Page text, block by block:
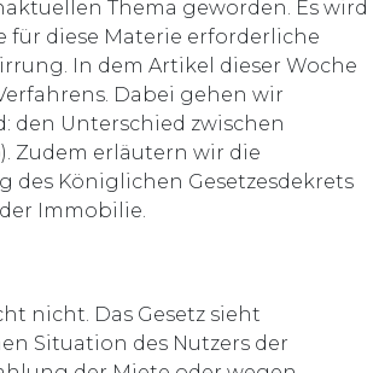
Thema geworden. Es wird
für diese Materie erforderliche
In dem Artikel dieser Woche
Dabei gehen wir
den Unterschied zwischen
Zudem erläutern wir die
Königlichen Gesetzesdekrets
Immobilie.
nicht. Das Gesetz sieht
Situation des Nutzers der